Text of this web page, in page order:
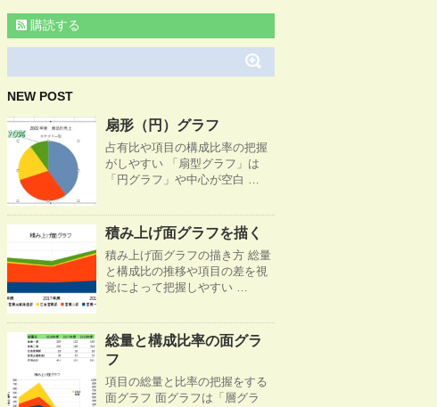
購読する
NEW POST
扇形（円）グラフ
占有比や項目の構成比率の把握
がしやすい 「扇型グラフ」は
「円グラフ」や中心が空白 …
積み上げ面グラフを描く
積み上げ面グラフの描き方 総量
と構成比の推移や項目の差を視
覚によって把握しやすい …
総量と構成比率の面グラ
フ
項目の総量と比率の把握をする
面グラフ 面グラフは「層グラ